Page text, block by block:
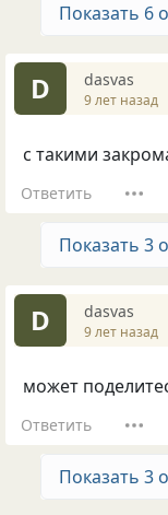
Показать 6
D dasvas
9 лет назад
с такими
Ответить
Показать 3
D dasvas
9 лет назад
может
Ответить
Показать 3